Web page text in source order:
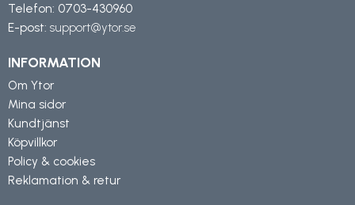
Telefon: 0703-430960
E-post: support@ytor.se
INFORMATION
Om Ytor
Mina sidor
Kundtjänst
Köpvillkor
Policy & cookies
Reklamation & retur